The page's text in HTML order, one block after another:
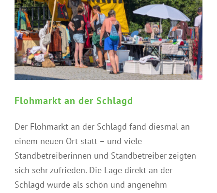
Flohmarkt an der Schlagd
Der Flohmarkt an der Schlagd fand diesmal an
einem neuen Ort statt – und viele
Standbetreiberinnen und Standbetreiber zeigten
sich sehr zufrieden. Die Lage direkt an der
Schlagd wurde als schön und angenehm